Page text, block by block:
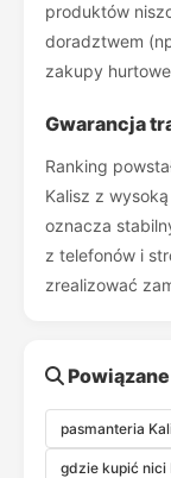
produktów
doradztwem
zakupy
Gwarancja
Ranking
Kalisz z
oznacza
z telefonów i
zrealizować
pasmanteria
gdzie kupić nici